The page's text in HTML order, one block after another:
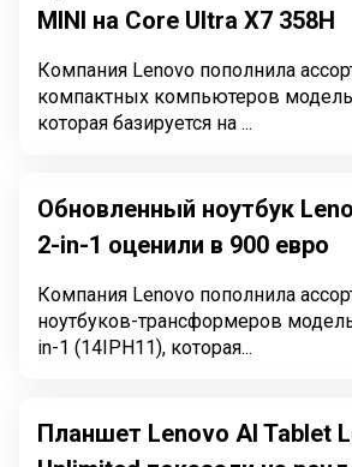
MINI на Core Ultra X7 358H
Компания Lenovo пополнила
компактных компьютеров
которая базируется на ...
Обновленный ноутбук
2-in-1 оценили в 900 евро
Компания Lenovo пополнила
ноутбуков-трансформеров
in-1 (14IPH11), которая...
Планшет Lenovo AI Tablet